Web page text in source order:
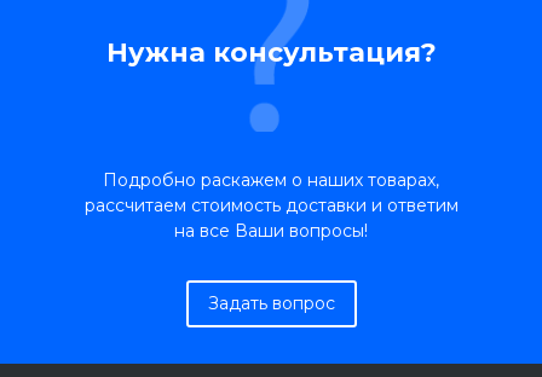
Нужна консультация?
Подробно раскажем о наших товарах,
рассчитаем стоимость доставки и ответим
на все Ваши вопросы!
Задать вопрос